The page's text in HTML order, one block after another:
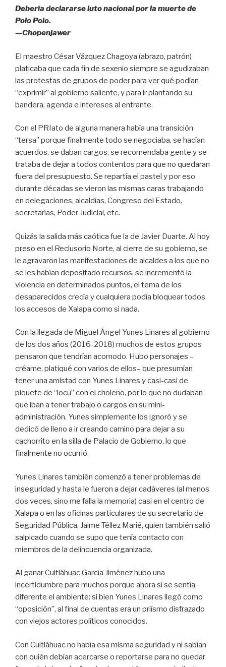
Debería declararse luto nacional por la muerte de
Polo Polo.
—Chopenjawer
El maestro César Vázquez Chagoya (abrazo, patrón)
platicaba que cada fin de sexenio siempre se agudizaban
las protestas de grupos de poder para ver qué podían
“exprimir” al gobierno saliente, y para ir plantando su
bandera, agenda e intereses al entrante.
Con el PRIato de alguna manera había una transición
“tersa” porque finalmente todo se negociaba, se hacían
acuerdos, se daban cargos, se recomendaba gente y se
trataba de dejar a todos contentos para que no quedaran
fuera del presupuesto. Se repartía el pastel y por eso
durante décadas se vieron las mismas caras trabajando
en delegaciones, alcaldías, Congreso del Estado,
secretarías, Poder Judicial, etc.
Quizás la salida más caótica fue la de Javier Duarte. Al hoy
preso en el Reclusorio Norte, al cierre de su gobierno, se
le agravaron las manifestaciones de alcaldes a los que no
se les habían depositado recursos, se incrementó la
violencia en determinados puntos, el tema de los
desaparecidos crecía y cualquiera podía bloquear todos
los accesos de Xalapa como si nada.
Con la llegada de Miguel Ángel Yunes Linares al gobierno
de los dos años (2016-2018) muchos de estos grupos
pensaron que tendrían acomodo. Hubo personajes –
créame, platiqué con varios de ellos– que presumían
tener una amistad con Yunes Linares y casi-casi de
piquete de “locu” con el choleño, por lo que no dudaban
que iban a tener trabajo o cargos en su mini-
administración. Yunes simplemente los ignoró y se
dedicó de lleno a ir creando camino para dejar a su
cachorrito en la silla de Palacio de Gobierno, lo que
finalmente no ocurrió.
Yunes Linares también comenzó a tener problemas de
inseguridad y hasta le fueron a dejar cadáveres (al menos
dos veces, sino me falla la memoria) casi en el centro de
Xalapa o en las oficinas particulares de su secretario de
Seguridad Pública, Jaime Téllez Marié, quien también salió
salpicado cuando se supo que tenía contacto con
miembros de la delincuencia organizada.
Al ganar Cuitláhuac García Jiménez hubo una
incertidumbre para muchos porque ahora sí se sentía
diferente el ambiente: si bien Yunes Linares llegó como
“oposición”, al final de cuentas era un priísmo disfrazado
con viejos actores políticos conocidos.
Con Cuitláhuac no había esa misma seguridad y ni sabían
con quién debían acercarse o reportarse para no quedar